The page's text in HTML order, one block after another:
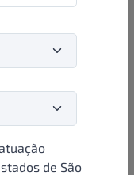
de São
praticidade e